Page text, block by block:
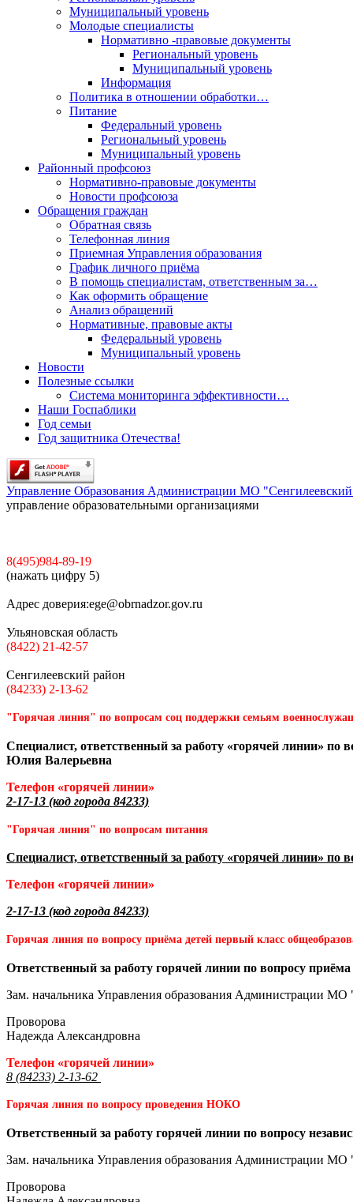
Муниципальный уровень
Молодые специалисты
Нормативно -правовые документы
Региональный уровень
Муниципальный уровень
Информация
Политика в отношении обработки…
Питание
Федеральный уровень
Региональный уровень
Муниципальный уровень
Районный профсоюз
Нормативно-правовые документы
Новости профсоюза
Обращения граждан
Обратная связь
Телефонная линия
Приемная Управления образования
График личного приёма
В помощь специалистам, ответственным за…
Как оформить обращение
Анализ обращений
Нормативные, правовые акты
Федеральный уровень
Муниципальный уровень
Новости
Полезные ссылки
Система мониторинга эффективности…
Наши Госпаблики
Год семьи
Год защитника Отечества!
Управление Образования Администрации МО
управление образовательными организациями
8(495)984-89-19
(нажать цифру 5)
Адрес доверия:ege@obrnadzor.gov.ru
Ульяновская область
(8422) 21-42-57
Сенгилеевский район
(84233) 2-13-62
"Горячая линия" по вопросам соц поддержки семьям
Специалист, ответственный за работу «горячей линии»
Юлия Валерьевна
Телефон «горячей линии»
2-17-13 (код города 84233)
"Горячая линия" по вопросам питания
Специалист, ответственный за работу «горячей линии» по
Телефон «горячей линии»
2-17-13 (код города 84233)
Горячая линия по вопросу приёма детей первый класс
Ответственный за работу горячей линии по вопросу
Зам. начальника Управления образования Администрации МО
Проворова
Надежда Александровна
Телефон «горячей линии»
8 (84233) 2-13-62
Горячая линия по вопросу проведения НОКО
Ответственный за работу горячей линии по вопросу
Зам. начальника Управления образования Администрации МО
Проворова